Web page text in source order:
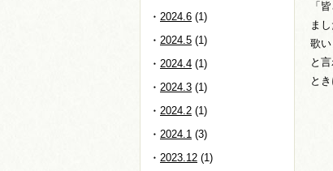
「
ま
歌
と
と
2024.6 (1)
2024.5 (1)
2024.4 (1)
2024.3 (1)
2024.2 (1)
2024.1 (3)
2023.12 (1)